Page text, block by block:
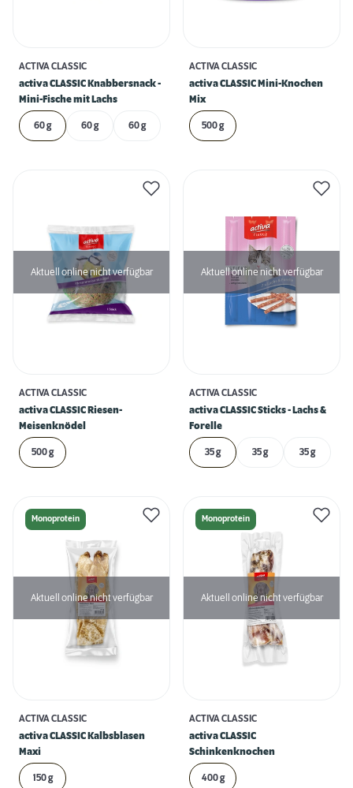
ACTIVA CLASSIC
activa CLASSIC Knabbersnack -
Mini-Fische mit Lachs
60 g 60 g 60 g
ACTIVA CLASSIC
activa CLASSIC Mini-Knochen
Mix
500 g
Aktuell online nicht verfügbar
ACTIVA CLASSIC
activa CLASSIC Riesen-
Meisenknödel
500 g
Aktuell online nicht verfügbar
ACTIVA CLASSIC
activa CLASSIC Sticks - Lachs &
Forelle
35 g 35 g 35 g
Monoprotein
Aktuell online nicht verfügbar
ACTIVA CLASSIC
activa CLASSIC Kalbsblasen
Maxi
150 g
Monoprotein
Aktuell online nicht verfügbar
ACTIVA CLASSIC
activa CLASSIC
Schinkenknochen
400 g